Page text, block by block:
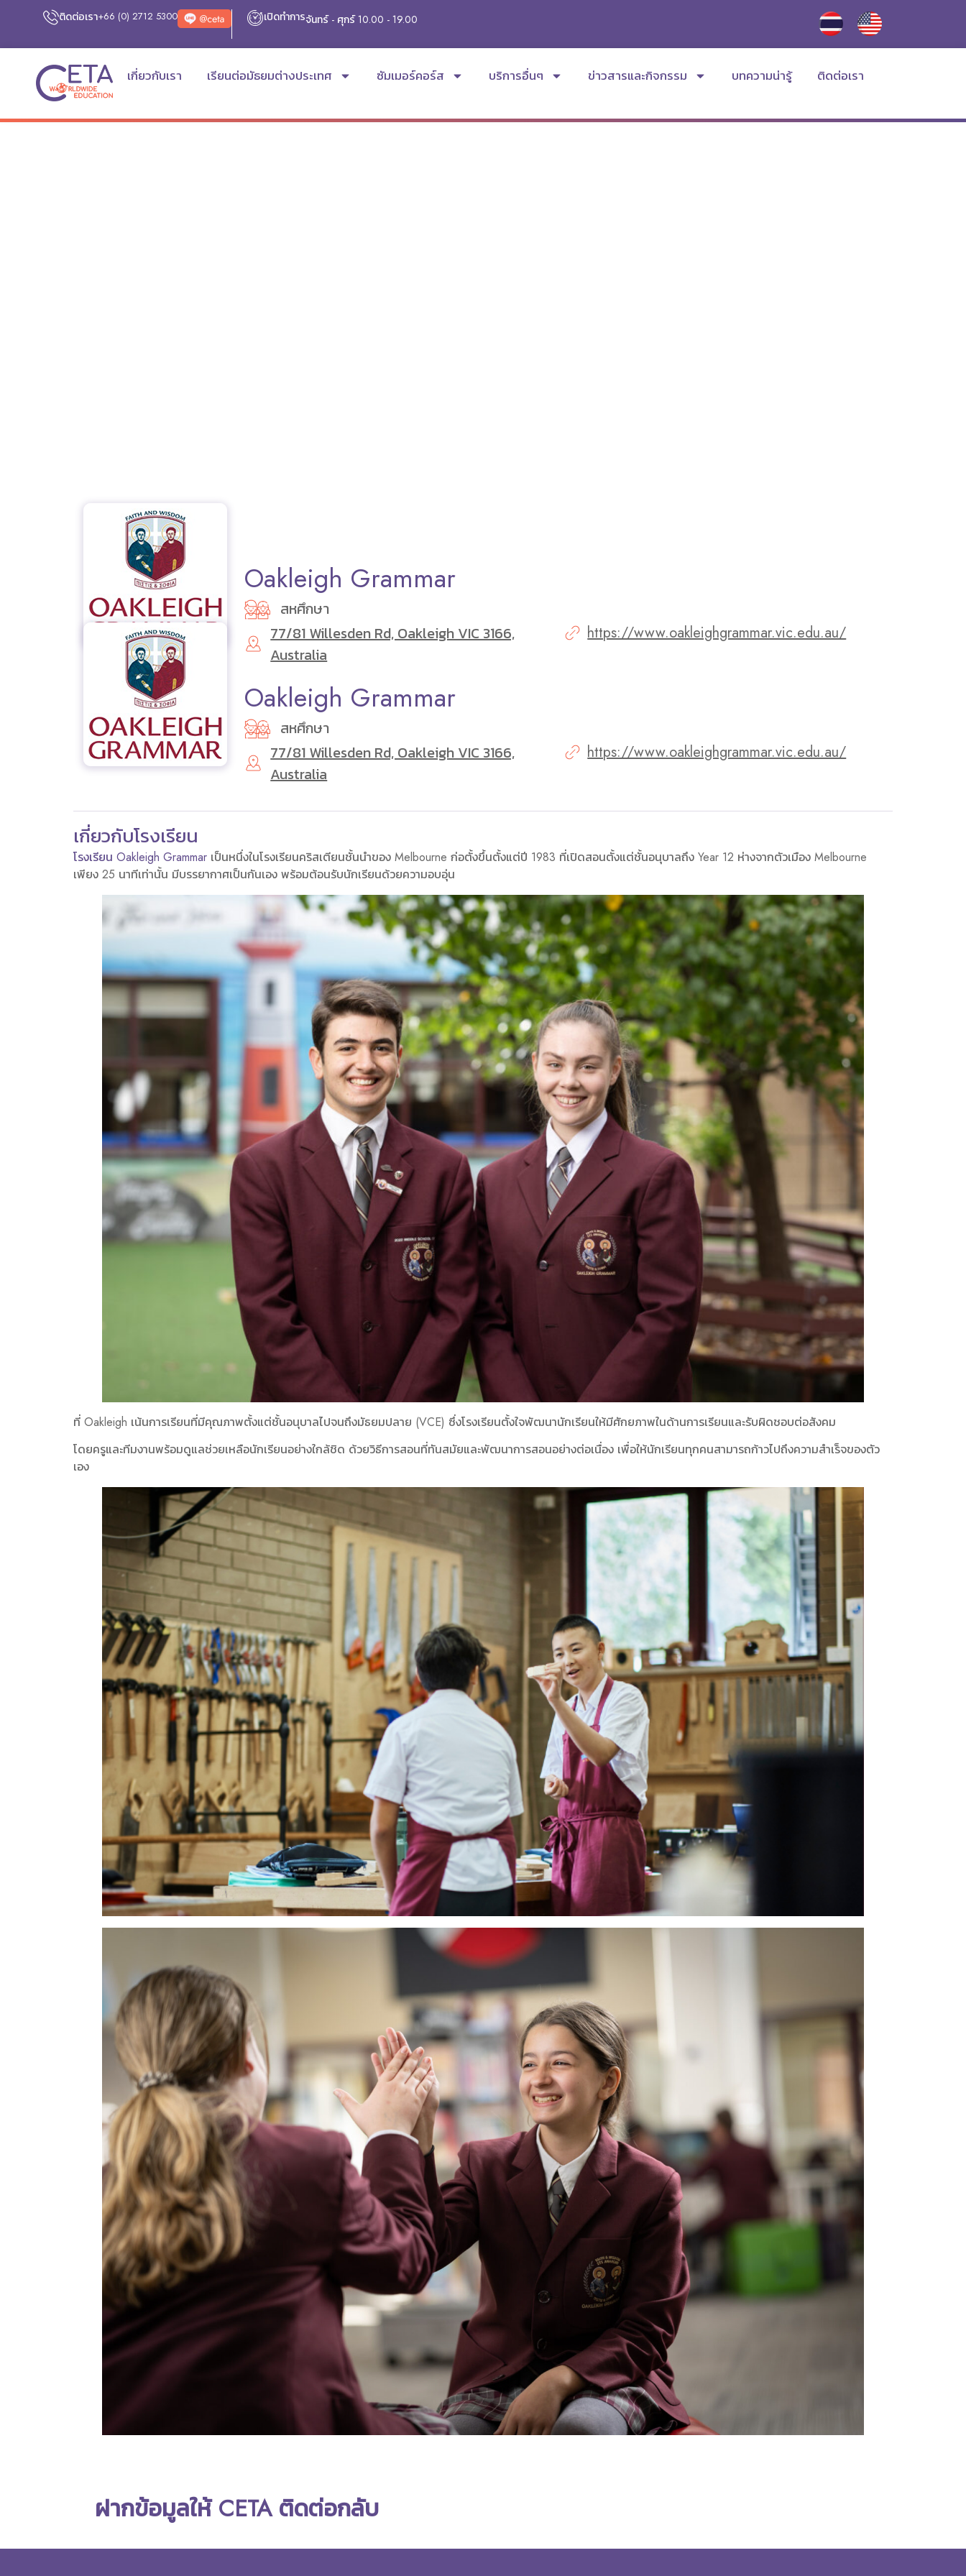
ติดต่อเรา+66 (0) 2712 5300 เปิดทำการจันทร์ - ศุกร์ 10.00 - 19.00
เกี่ยวกับเรา เรียนต่อมัธยมต่างประเทศ ซัมเมอร์คอร์ส บริการอื่นๆ ข่าวสารและกิจกรรม บทความน่ารู้ ติดต่อเรา
Oakleigh Grammar
สหศึกษา
77/81 Willesden Rd, Oakleigh VIC 3166,
Australia
https://www.oakleighgrammar.vic.edu.au/
Oakleigh Grammar
สหศึกษา
77/81 Willesden Rd, Oakleigh VIC 3166,
Australia
https://www.oakleighgrammar.vic.edu.au/
เกี่ยวกับโรงเรียน
โรงเรียน Oakleigh Grammar เป็นหนึ่งในโรงเรียนคริสเตียนชั้นนำของ Melbourne ก่อตั้งขึ้นตั้งแต่ปี 1983 ที่เปิดสอนตั้งแต่ชั้นอนุบาลถึง Year 12 ห่างจากตัวเมือง Melbourne
เพียง 25 นาทีเท่านั้น มีบรรยากาศเป็นกันเอง พร้อมต้อนรับนักเรียนด้วยความอบอุ่น
ที่ Oakleigh เน้นการเรียนที่มีคุณภาพตั้งแต่ชั้นอนุบาลไปจนถึงมัธยมปลาย (VCE) ซึ่งโรงเรียนตั้งใจพัฒนานักเรียนให้มีศักยภาพในด้านการเรียนและรับผิดชอบต่อสังคม
โดยครูและทีมงานพร้อมดูแลช่วยเหลือนักเรียนอย่างใกล้ชิด ด้วยวิธีการสอนที่ทันสมัยและพัฒนาการสอนอย่างต่อเนื่อง เพื่อให้นักเรียนทุกคนสามารถก้าวไปถึงความสำเร็จของตัว
เอง
ฝากข้อมูลให้ CETA ติดต่อกลับ